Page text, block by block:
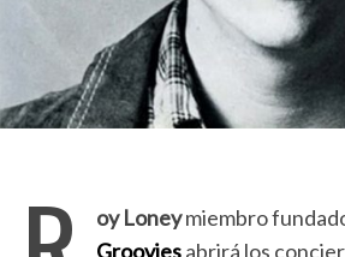
oy Loneymiembro
Grooviesabrirá los